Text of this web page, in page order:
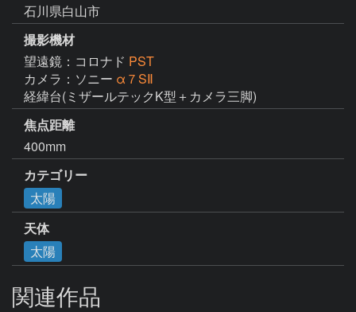
石川県白山市
撮影機材
望遠鏡：コロナド PST
カメラ：ソニー α７SⅡ
経緯台(ミザールテックK型＋カメラ三脚)
焦点距離
400mm
カテゴリー
太陽
天体
太陽
関連作品